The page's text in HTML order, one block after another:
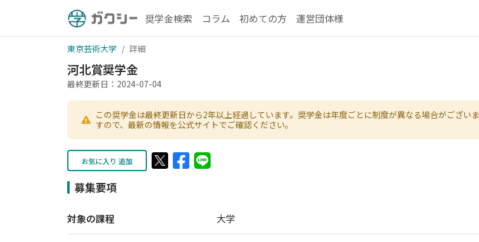
奨学金検索 コラム 初めての方 運営団体様
東京芸術大学 詳細
河北賞奨学金
最終更新日：2024-07-04
この奨学金は最終更新日から2年以上経過しています。奨学金は年度ごとに制度が異なる場合がございま
すので、最新の情報を公式サイトでご確認ください。
お気に入り 追加
募集要項
対象の課程 大学